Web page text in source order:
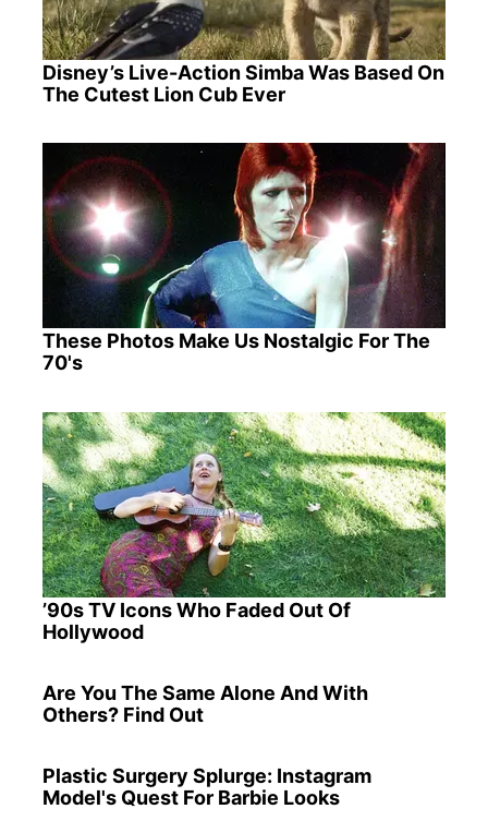
Disney’s Live-Action Simba Was Based On
The Cutest Lion Cub Ever
These Photos Make Us Nostalgic For The
70's
’90s TV Icons Who Faded Out Of
Hollywood
Are You The Same Alone And With
Others? Find Out
Plastic Surgery Splurge: Instagram
Model's Quest For Barbie Looks